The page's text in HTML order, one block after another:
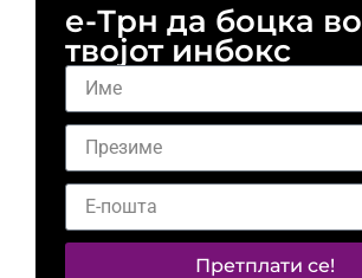
е-Трн да боцка во
твојот инбокс
Претплати се!